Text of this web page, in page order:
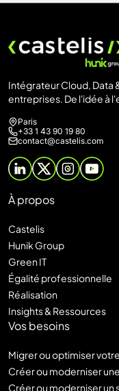
Intégrateur Cloud, Data
entreprises. De l'idée à
Paris
+33 1 43 90 19 80
contact@castelis.com
À propos
Castelis
Hunik Group
Green IT
Égalité professionnelle
Réalisation
Insights & Ressources
Vos besoins
Migrer ou optimiser
Créer ou moderniser
Créer ou moderniser un